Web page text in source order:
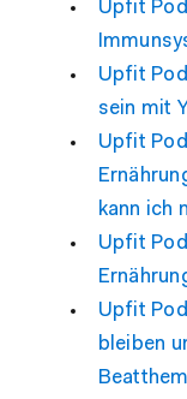
Upfit
Upfit
sein mit
Upfit
kann ich
Upfit
Upfit
bleiben